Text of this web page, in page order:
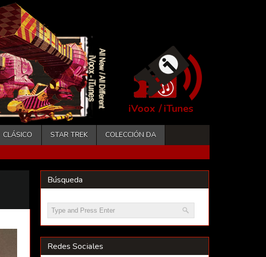
iVoox /iTunes
CLÁSICO STAR TREK COLECCIÓN DA
Búsqueda
Redes Sociales